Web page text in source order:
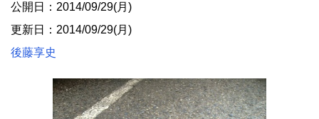
公開日：2014/09/29(月)
更新日：2014/09/29(月)
後藤享史